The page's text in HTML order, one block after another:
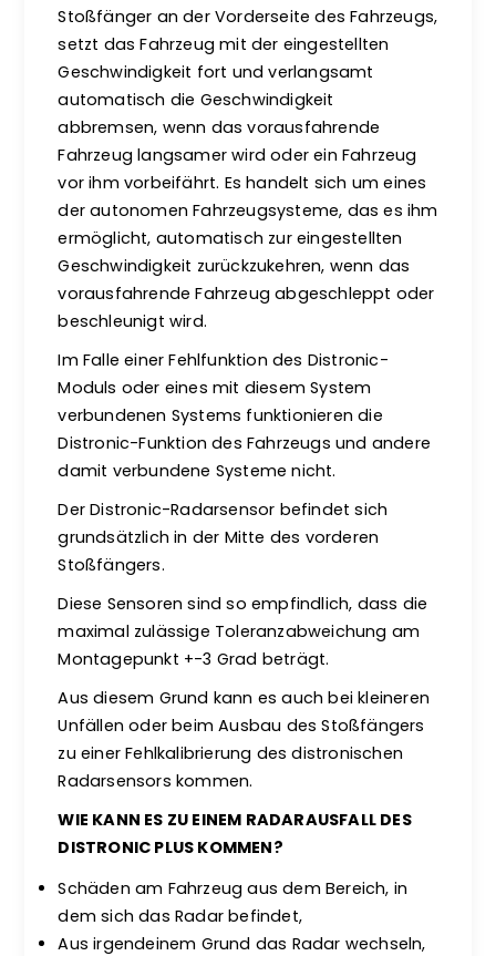
Stoßfänger an der Vorderseite des Fahrzeugs,
setzt das Fahrzeug mit der eingestellten
Geschwindigkeit fort und verlangsamt
automatisch die Geschwindigkeit
abbremsen, wenn das vorausfahrende
Fahrzeug langsamer wird oder ein Fahrzeug
vor ihm vorbeifährt. Es handelt sich um eines
der autonomen Fahrzeugsysteme, das es ihm
ermöglicht, automatisch zur eingestellten
Geschwindigkeit zurückzukehren, wenn das
vorausfahrende Fahrzeug abgeschleppt oder
beschleunigt wird.
Im Falle einer Fehlfunktion des Distronic-
Moduls oder eines mit diesem System
verbundenen Systems funktionieren die
Distronic-Funktion des Fahrzeugs und andere
damit verbundene Systeme nicht.
Der Distronic-Radarsensor befindet sich
grundsätzlich in der Mitte des vorderen
Stoßfängers.
Diese Sensoren sind so empfindlich, dass die
maximal zulässige Toleranzabweichung am
Montagepunkt +-3 Grad beträgt.
Aus diesem Grund kann es auch bei kleineren
Unfällen oder beim Ausbau des Stoßfängers
zu einer Fehlkalibrierung des distronischen
Radarsensors kommen.
WIE KANN ES ZU EINEM RADARAUSFALL DES
DISTRONIC PLUS KOMMEN?
Schäden am Fahrzeug aus dem Bereich, in
dem sich das Radar befindet,
Aus irgendeinem Grund das Radar wechseln,